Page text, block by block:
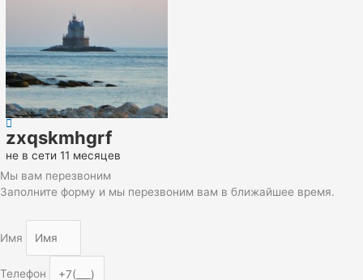
zxqskmhgrf
не в сети 11 месяцев
Мы вам перезвоним
Заполните форму и мы перезвоним вам в ближайшее время.
Имя
Телефон